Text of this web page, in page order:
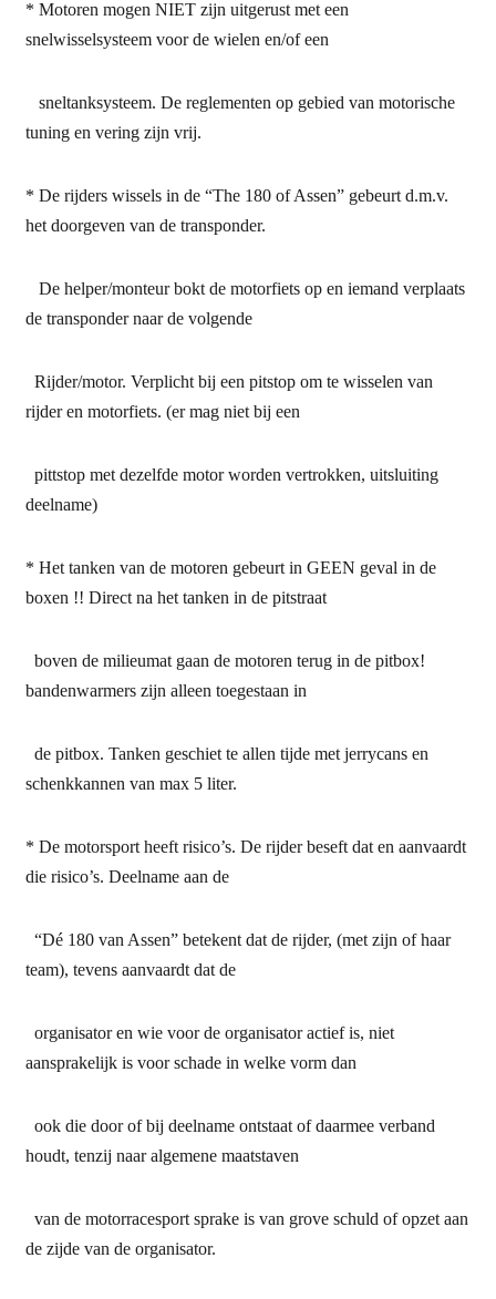
* Motoren mogen NIET zijn uitgerust met een
snelwisselsysteem voor de wielen en/of een
sneltanksysteem. De reglementen op gebied van motorische
tuning en vering zijn vrij.
* De rijders wissels in de “The 180 of Assen” gebeurt d.m.v.
het doorgeven van de transponder.
De helper/monteur bokt de motorfiets op en iemand verplaats
de transponder naar de volgende
Rijder/motor. Verplicht bij een pitstop om te wisselen van
rijder en motorfiets. (er mag niet bij een
pittstop met dezelfde motor worden vertrokken, uitsluiting
deelname)
* Het tanken van de motoren gebeurt in GEEN geval in de
boxen !! Direct na het tanken in de pitstraat
boven de milieumat gaan de motoren terug in de pitbox!
bandenwarmers zijn alleen toegestaan in
de pitbox. Tanken geschiet te allen tijde met jerrycans en
schenkkannen van max 5 liter.
* De motorsport heeft risico’s. De rijder beseft dat en aanvaardt
die risico’s. Deelname aan de
“Dé 180 van Assen” betekent dat de rijder, (met zijn of haar
team), tevens aanvaardt dat de
organisator en wie voor de organisator actief is, niet
aansprakelijk is voor schade in welke vorm dan
ook die door of bij deelname ontstaat of daarmee verband
houdt, tenzij naar algemene maatstaven
van de motorracesport sprake is van grove schuld of opzet aan
de zijde van de organisator.